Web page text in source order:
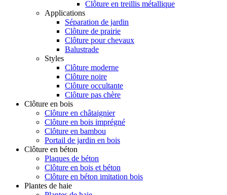
Clôture en treillis métallique
Applications
Séparation de jardin
Clôture de prairie
Clôture pour chevaux
Balustrade
Styles
Clôture moderne
Clôture noire
Clôture occultante
Clôture pas chère
Clôture en bois
Clôture en châtaignier
Clôture en bois imprégné
Clôture en bambou
Portail de jardin en bois
Clôture en béton
Plaques de béton
Clôture en bois et béton
Clôture en béton imitation bois
Plantes de haie